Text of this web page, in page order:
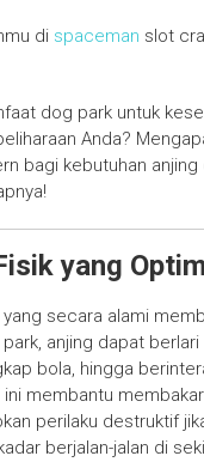
di spaceman slot
dog park untuk
Anda?
bagi kebutuhan anjing
yang
secara alami
anjing dapat
bola, hingga
ini membantu
perilaku destruktif
berjalan-jalan di